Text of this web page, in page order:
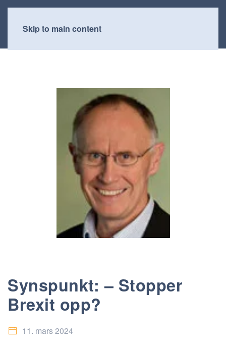
Skip to main content
Synspunkt: – Stopper
Brexit opp?
11. mars 2024